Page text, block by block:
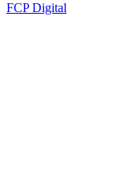
FCP Digital